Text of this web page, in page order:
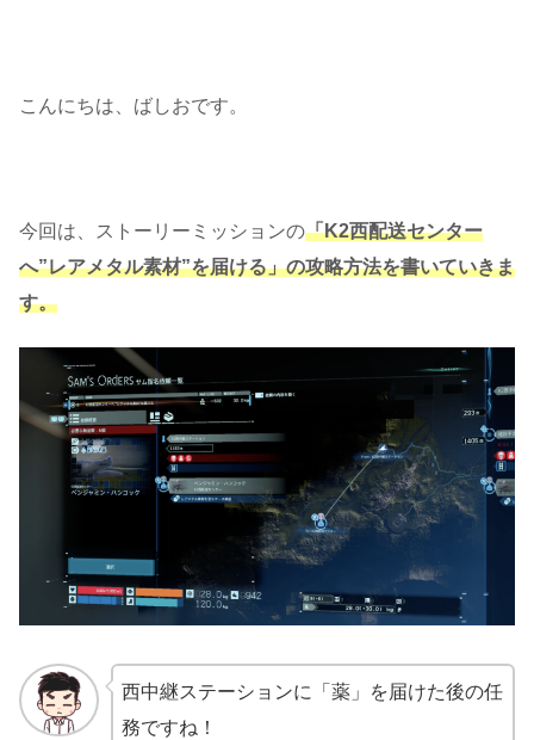
こんにちは、ばしおです。
今回は、ストーリーミッションの「K2西配送センター
へ”レアメタル素材”を届ける」の攻略方法を書いていきま
す。
西中継ステーションに「薬」を届けた後の任
務ですね！